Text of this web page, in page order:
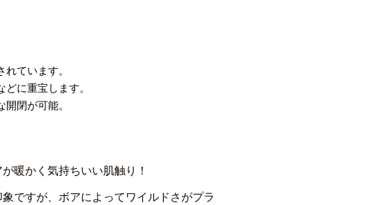
ています。
に重宝します。
閉が可能。
暖かく気持ちいい肌触り！
ですが、ボアによってワイルドさがプラ